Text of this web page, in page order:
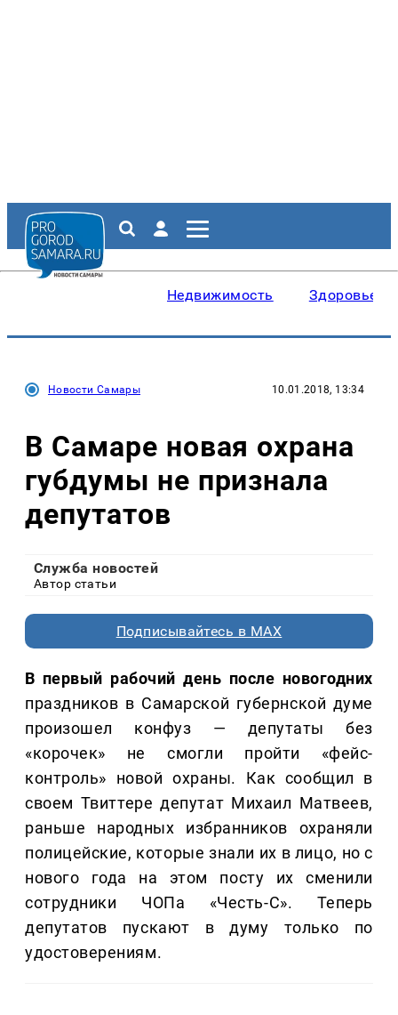
Недвижимость Здоровье
Новости Самары 10.01.2018, 13:34
В Самаре новая охрана
губдумы не признала
депутатов
Служба новостей
Автор статьи
Подписывайтесь в MAX
В первый рабочий день после новогодних
праздников в Самарской губернской думе
произошел конфуз — депутаты без
«корочек» не смогли пройти «фейс-
контроль» новой охраны. Как сообщил в
своем Твиттере депутат Михаил Матвеев,
раньше народных избранников охраняли
полицейские, которые знали их в лицо, но с
нового года на этом посту их сменили
сотрудники ЧОПа «Честь-С». Теперь
депутатов пускают в думу только по
удостоверениям.